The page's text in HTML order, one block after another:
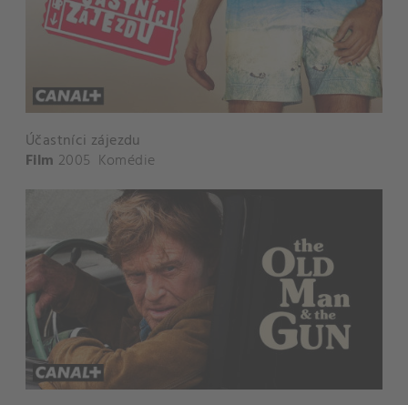
Účastníci zájezdu
Film 2005 Komédie